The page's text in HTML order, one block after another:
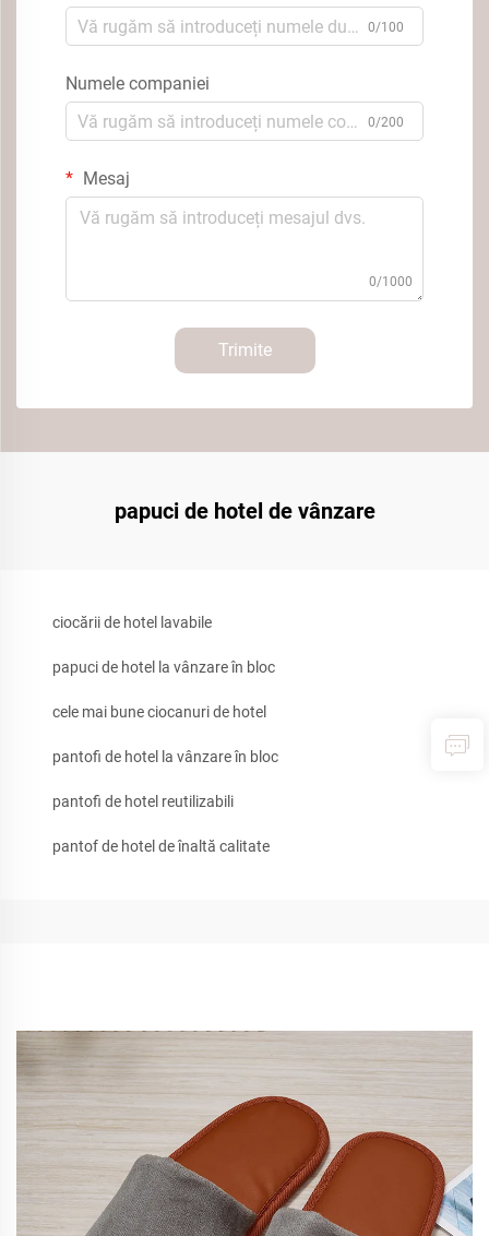
0/100
Numele companiei
0/200
Mesaj
0/1000
Trimite
papuci de hotel de vânzare
ciocării de hotel lavabile
papuci de hotel la vânzare în bloc
cele mai bune ciocanuri de hotel
pantofi de hotel la vânzare în bloc
pantofi de hotel reutilizabili
pantof de hotel de înaltă calitate